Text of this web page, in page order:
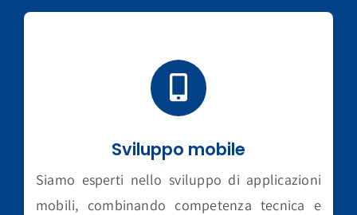
Sviluppo mobile
Siamo esperti nello sviluppo di applicazioni
mobili, combinando competenza tecnica e